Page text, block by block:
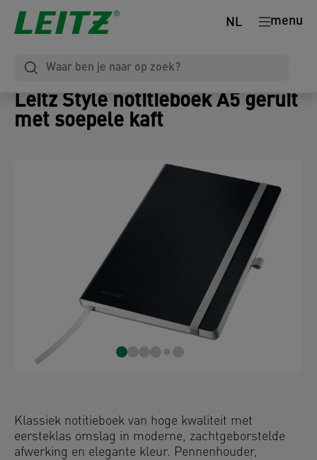
menu
NL
Leitz Style notitieboek A5 geruit
met soepele kaft
Klassiek notitieboek van hoge kwaliteit met
eersteklas omslag in moderne, zachtgeborstelde
afwerking en elegante kleur. Pennenhouder,